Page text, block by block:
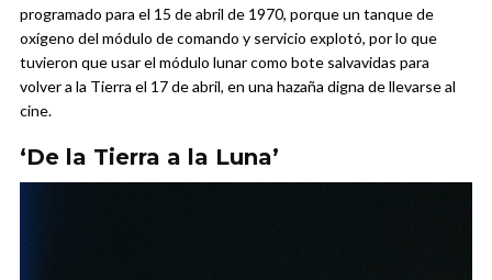
programado para el 15 de abril de 1970, porque un tanque de
oxígeno del módulo de comando y servicio explotó, por lo que
tuvieron que usar el módulo lunar como bote salvavidas para
volver a la Tierra el 17 de abril, en una hazaña digna de llevarse al
cine.
‘De la Tierra a la Luna’